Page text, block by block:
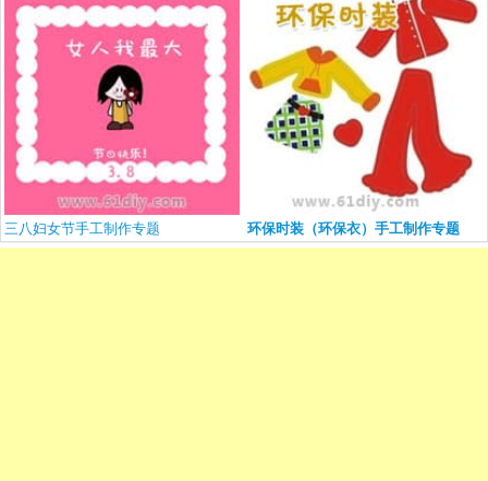
三八妇女节手工制作专题 环保时装（环保衣）手工制作专题